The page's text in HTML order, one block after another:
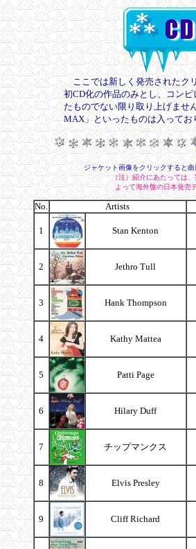
ここでは新しく発売されたク
初CD化の作品のみとし、コン
たものでない限り取り上げませ
MAX」といったものは入って
ジャケット画像をクリックすると
（注）紹介にあたっては
よって海外盤の日本発売
No. Artists
1 Stan Kenton
2 Jethro Tull
3 Hank Thompson
4 Kathy Mattea
5 Patti Page
6 Hilary Duff
7 チップマンクス
8 Elvis Presley
9 Cliff Richard